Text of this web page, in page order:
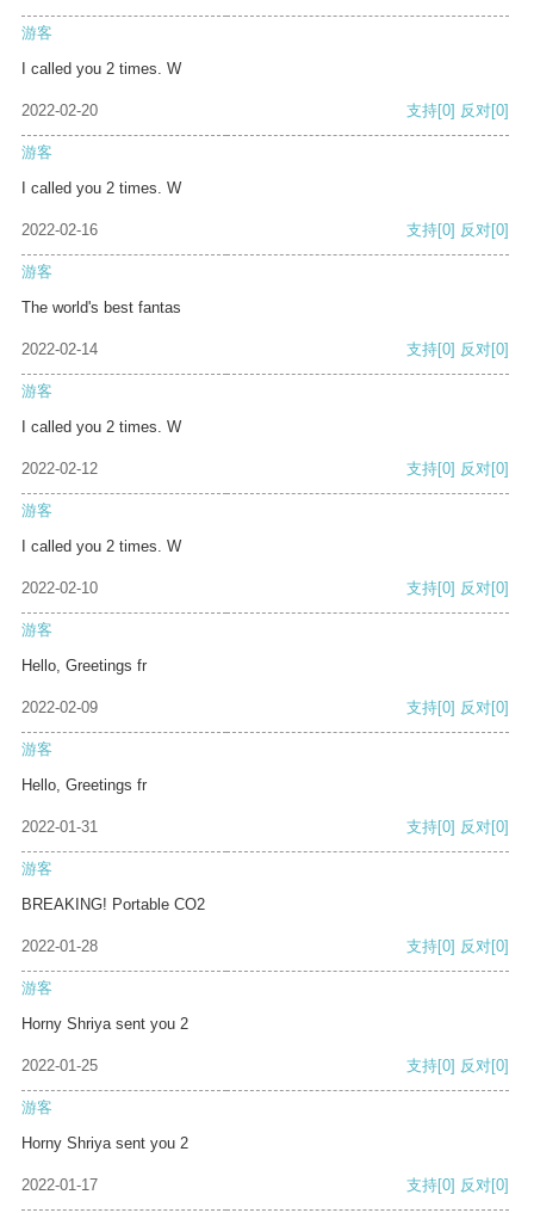
游客
I called you 2 times. W
2022-02-20 支持[0] 反对[0]
游客
I called you 2 times. W
2022-02-16 支持[0] 反对[0]
游客
The world's best fantas
2022-02-14 支持[0] 反对[0]
游客
I called you 2 times. W
2022-02-12 支持[0] 反对[0]
游客
I called you 2 times. W
2022-02-10 支持[0] 反对[0]
游客
Hello, Greetings fr
2022-02-09 支持[0] 反对[0]
游客
Hello, Greetings fr
2022-01-31 支持[0] 反对[0]
游客
BREAKING! Portable CO2
2022-01-28 支持[0] 反对[0]
游客
Horny Shriya sent you 2
2022-01-25 支持[0] 反对[0]
游客
Horny Shriya sent you 2
2022-01-17 支持[0] 反对[0]